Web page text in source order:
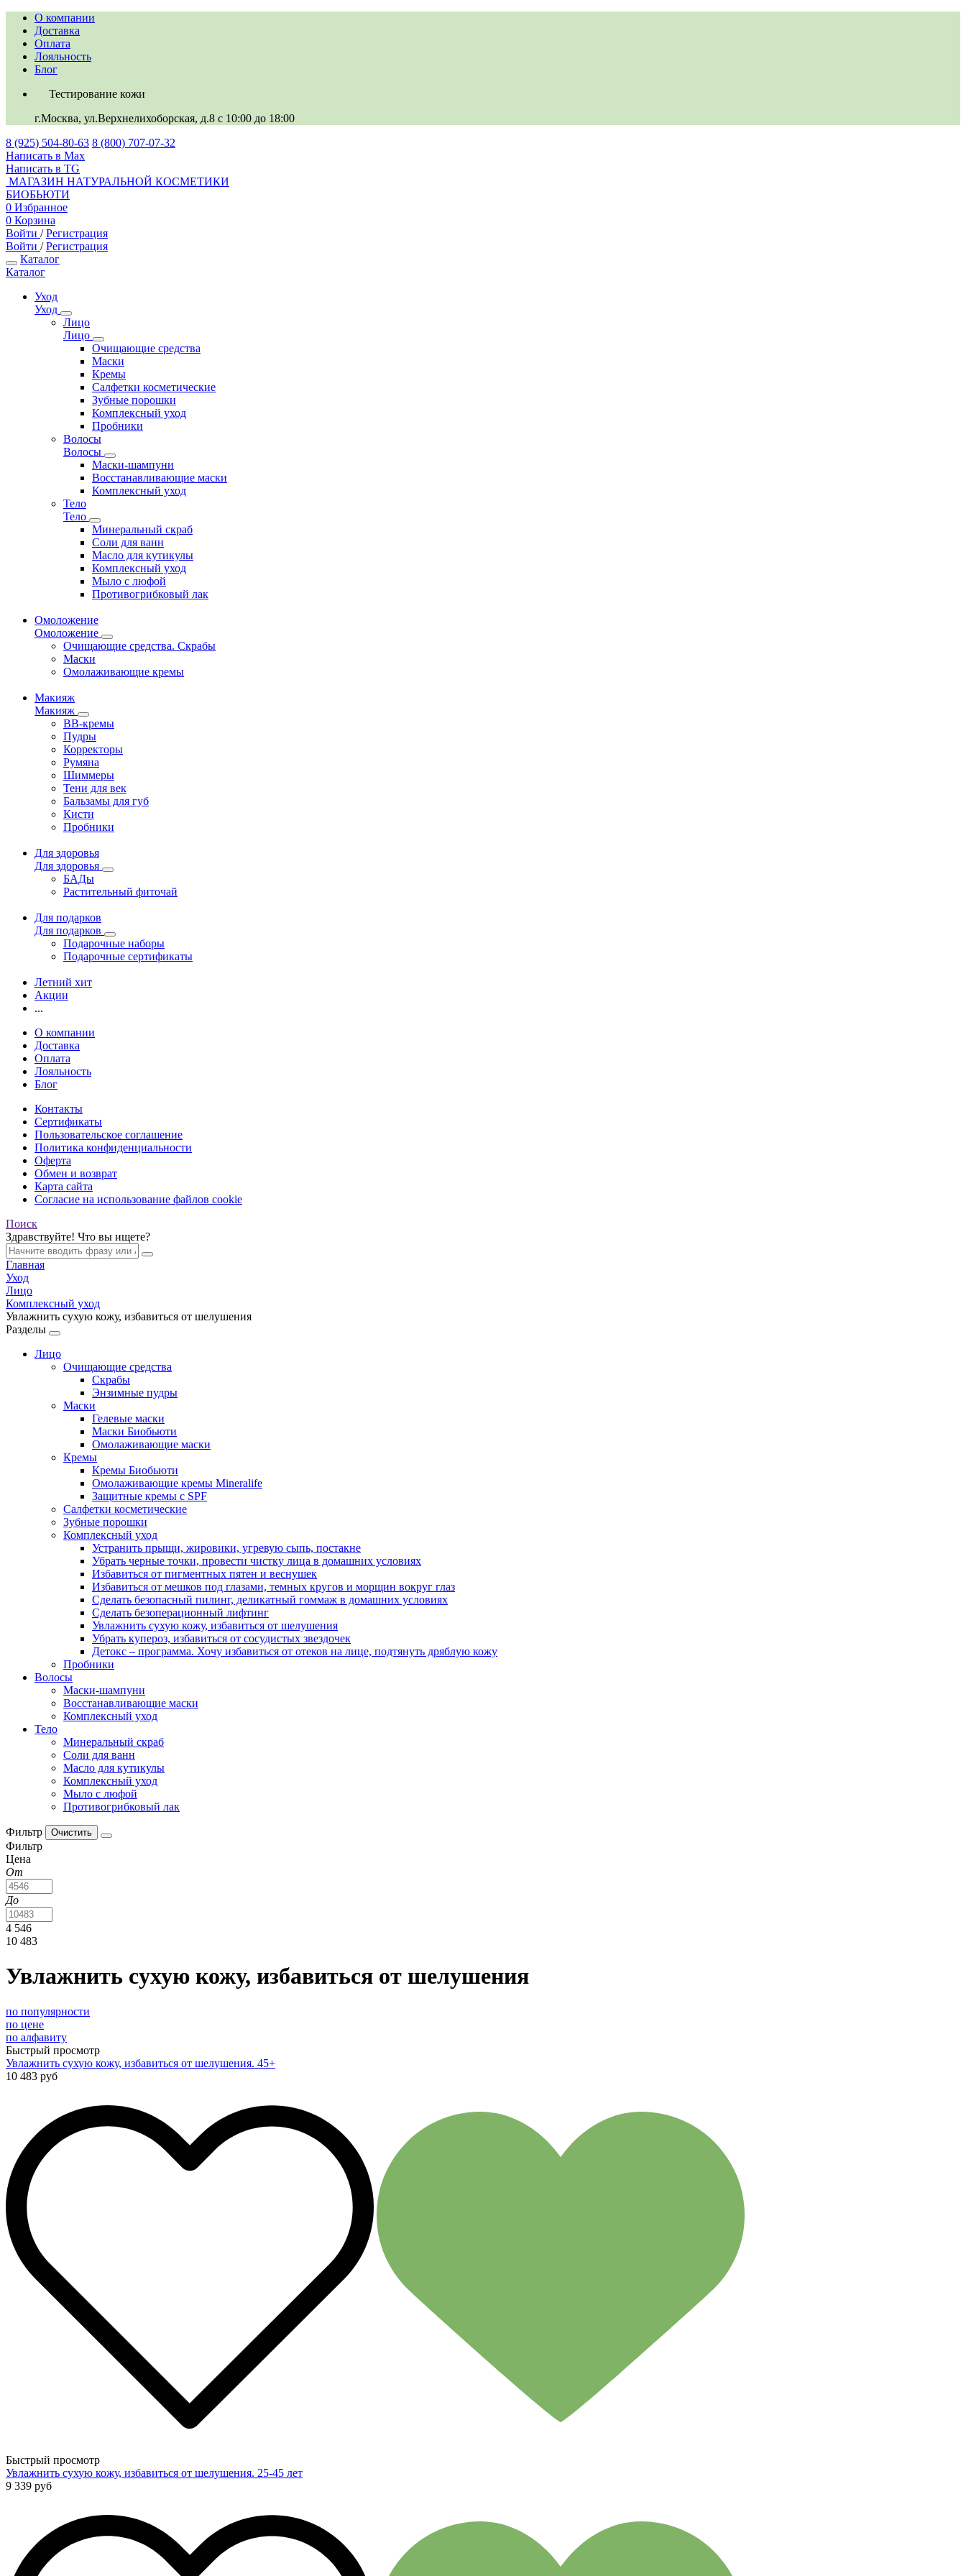
О компании
Доставка
Оплата
Лояльность
Блог
Тестирование кожи
г.Москва, ул.Верхнелихоборская, д.8 c 10:00 до 18:00
8 (925) 504-80-63 8 (800) 707-07-32
Написать в Max
Написать в TG
МАГАЗИН НАТУРАЛЬНОЙ КОСМЕТИКИ
БИОБЬЮТИ
0 Избранное
0 Корзина
Войти / Регистрация
Войти / Регистрация
Каталог
Каталог
Уход
Уход
Лицо
Лицо
Очищающие средства
Маски
Кремы
Салфетки косметические
Зубные порошки
Комплексный уход
Пробники
Волосы
Волосы
Маски-шампуни
Восстанавливающие маски
Комплексный уход
Тело
Тело
Минеральный скраб
Соли для ванн
Масло для кутикулы
Комплексный уход
Мыло с люфой
Противогрибковый лак
Омоложение
Омоложение
Очищающие средства. Скрабы
Маски
Омолаживающие кремы
Макияж
Макияж
ВВ-кремы
Пудры
Корректоры
Румяна
Шиммеры
Тени для век
Бальзамы для губ
Кисти
Пробники
Для здоровья
Для здоровья
БАДы
Растительный фиточай
Для подарков
Для подарков
Подарочные наборы
Подарочные сертификаты
Летний хит
Акции
...
О компании
Доставка
Оплата
Лояльность
Блог
Контакты
Сертификаты
Пользовательское соглашение
Политика конфиденциальности
Оферта
Обмен и возврат
Карта сайта
Согласие на использование файлов cookie
Поиск
Здравствуйте! Что вы ищете?
Главная
Уход
Лицо
Комплексный уход
Увлажнить сухую кожу, избавиться от шелушения
Разделы
Лицо
Очищающие средства
Скрабы
Энзимные пудры
Маски
Гелевые маски
Маски Биобьюти
Омолаживающие маски
Кремы
Кремы Биобьюти
Омолаживающие кремы Mineralife
Защитные кремы с SPF
Салфетки косметические
Зубные порошки
Комплексный уход
Устранить прыщи, жировики, угревую сыпь, постакне
Убрать черные точки, провести чистку лица в домашних условиях
Избавиться от пигментных пятен и веснушек
Избавиться от мешков под глазами, темных кругов и морщин вокруг глаз
Сделать безопасный пилинг, деликатный гоммаж в домашних условиях
Сделать безоперационный лифтинг
Увлажнить сухую кожу, избавиться от шелушения
Убрать купероз, избавиться от сосудистых звездочек
Детокс – программа. Хочу избавиться от отеков на лице, подтянуть дряблую кожу
Пробники
Волосы
Маски-шампуни
Восстанавливающие маски
Комплексный уход
Тело
Минеральный скраб
Соли для ванн
Масло для кутикулы
Комплексный уход
Мыло с люфой
Противогрибковый лак
Фильтр
Фильтр
Цена
От
До
4 546
10 483
Увлажнить сухую кожу, избавиться от шелушения
по популярности
по цене
по алфавиту
Быстрый просмотр
Увлажнить сухую кожу, избавиться от шелушения. 45+
10 483 руб
Быстрый просмотр
Увлажнить сухую кожу, избавиться от шелушения. 25-45 лет
9 339 руб